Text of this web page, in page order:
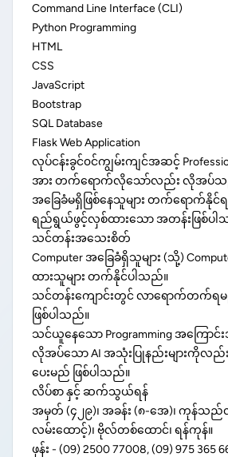
Command Line Interface (CLI)
Python Programming
HTML
CSS
JavaScript
Bootstrap
SQL Database
Flask Web Application
လုပ်ငန်းခွင်၀င်ကျွမ်းကျင်အဆင့်
အား တက်ရောက်လိုသော်လည်း လိုအပ်သည့်
အခြေခံမရှိဖြစ်နေသူများ တက်ရောက်
ရည်ရွယ်ဖွင့်လှစ်ထားသော အတန်းဖြစ်ပါ
သင်တန်းအသေးစိတ်
Computer အခြေခံရှိသူများ (သို့)
ထားသူများ တက်နိုင်ပါသည်။
သင်တန်းကျောင်းတွင် လာရောက်တက်ရမည့်
ဖြစ်ပါသည်။
သင်ယူနေသော Programming အကြောင်
လိုအပ်သော AI အသုံးပြုနည်းများကိုလည်
ပေးမည် ဖြစ်ပါသည်။
လိပ်စာ နှင့် ဆက်သွယ်ရန်
အမှတ် (၄၂၉)၊ အခန်း (၈-အေ)၊ ကုန်သည်
လမ်းထောင့်)၊ ဗိုလ်တစ်ထောင်၊ ရန်ကုန်။
ဖုန်း - (09) 2500 77008, (09) 975 365